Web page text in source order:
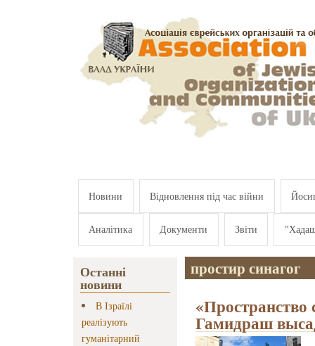
Новини Відновлення під час війни
Аналітика Документи Звіти
Останні
новини
В Ізраїлі
реалізують
гуманітарний
простир синагог
«Пространство
Гамидраш